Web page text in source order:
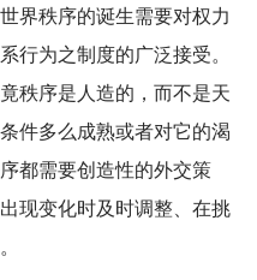
界秩序的诞生需要对权力
行为之制度的广泛接受。
秩序是人造的，而不是天
件多么成熟或者对它的渴
都需要创造性的外交策
现变化时及时调整、在挑